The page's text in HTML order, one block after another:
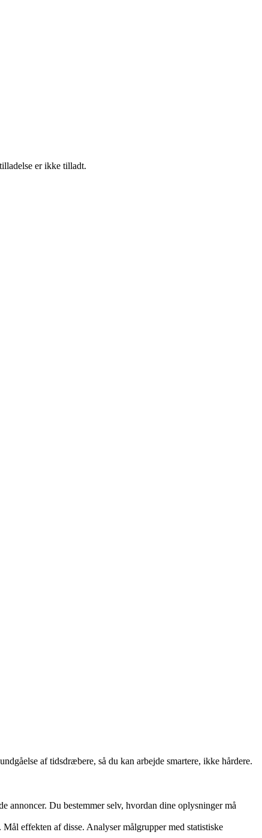
er ikke tilladt.
af tidsdræbere, så du kan arbejde smartere, ikke hårdere.
annoncer. Du bestemmer selv, hvordan dine oplysninger må
effekten af disse. Analyser målgrupper med statistiske